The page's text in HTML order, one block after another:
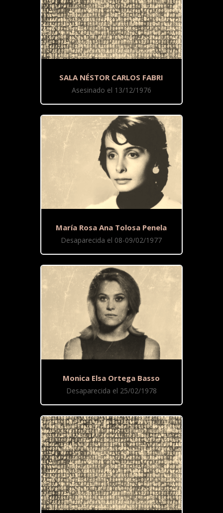
SALA NÉSTOR CARLOS FABRI
Asesinado el 13/12/1976
María Rosa Ana Tolosa Penela
Desaparecida el 08-09/02/1977
Monica Elsa Ortega Basso
Desaparecida el 25/02/1978